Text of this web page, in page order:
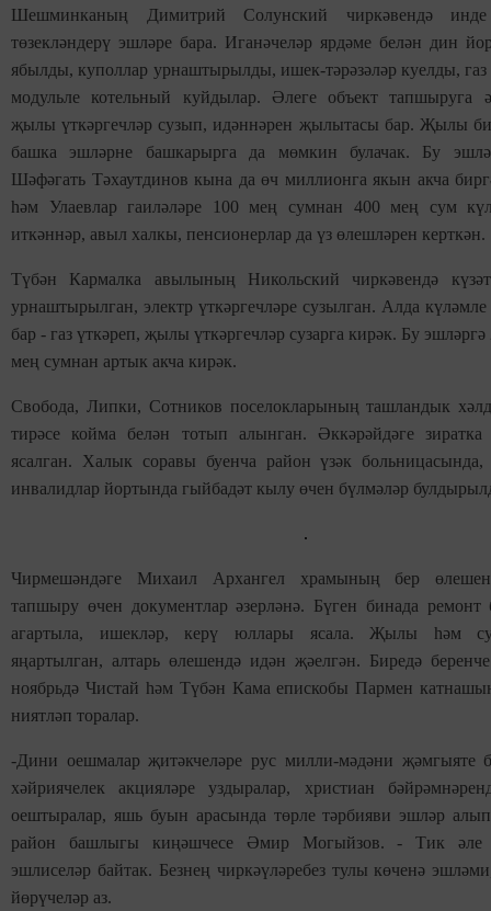
Шешминканың Димитрий Солунский чиркәвендә
төзекләндерү эшләре бара. Иганәчеләр ярдәме белән дин
ябылды, куполлар урнаштырылды, ишек-тәрәзәләр куелды, газ
модульле котельный куйдылар. Әлеге объект тапшыруга
җылы үткәргечләр сузып, идәннәрен җылытасы бар. Җылы
башка эшләрне башкарырга да мөмкин булачак. Бу
Шәфәгать Тәхаутдинов кына да өч миллионга якын акча
һәм Улаевлар гаиләләре 100 мең сумнан 400 мең сум
иткәннәр, авыл халкы, пенсионерлар да үз өлешләрен керткән.
Түбән Кармалка авылының Никольский чиркәвендә
урнаштырылган, электр үткәргечләре сузылган. Алда
бар - газ үткәреп, җылы үткәргечләр сузарга кирәк. Бу
мең сумнан артык акча кирәк.
Свобода, Липки, Сотников поселокларының ташландык
тирәсе койма белән тотып алынган. Әккәрәйдәге
ясалган. Халык соравы буенча район үзәк
инвалидлар йортында гыйбадәт кылу өчен бүлмәләр
Чирмешәндәге Михаил Архангел храмының бер өлешен
тапшыру өчен документлар әзерләнә. Бүген бинада ремонт
агартыла, ишекләр, керү юллары ясала. Җылы һәм су
яңартылган, алтарь өлешендә идән җәелгән. Биредә
ноябрьдә Чистай һәм Түбән Кама епискобы Пармен
ниятләп торалар.
-Дини оешмалар җитәкчеләре рус милли-мәдәни җәмгыяте
хәйриячелек акцияләре уздыралар, христиан
оештыралар, яшь буын арасында төрле тәрбияви эшләр
район башлыгы киңәшчесе Әмир Могыйзов. - Тик әле
эшлиселәр байтак. Безнең чиркәүләребез тулы көченә
йөрүчеләр аз.